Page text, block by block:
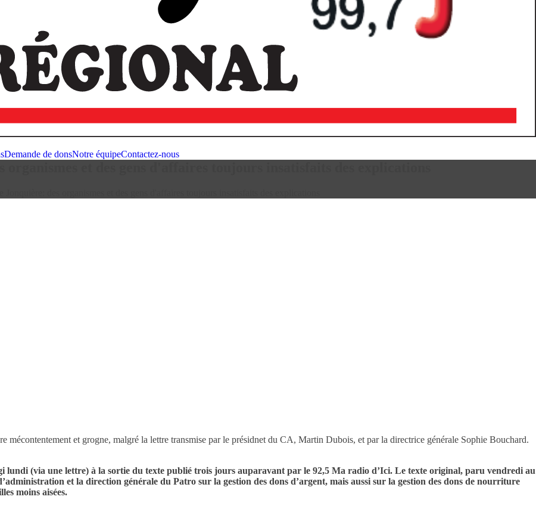
Demande de donsNotre équipeContactez-nous
mécontentement et grogne, malgré la lettre transmise par le présidnet du CA, Martin Dubois, et par la directrice générale Sophie Bouchard.
(via une lettre) à la sortie du texte publié trois jours auparavant par le 92,5 Ma radio d’Ici. Le texte original, paru vendredi au
et la direction générale du Patro sur la gestion des dons d’argent, mais aussi sur la gestion des dons de nourriture
moins aisées.